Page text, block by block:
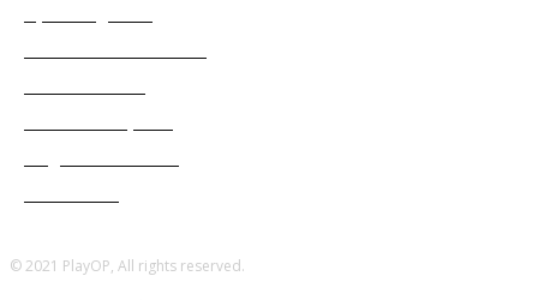
© 2021 PlayOP, All rights reserved.